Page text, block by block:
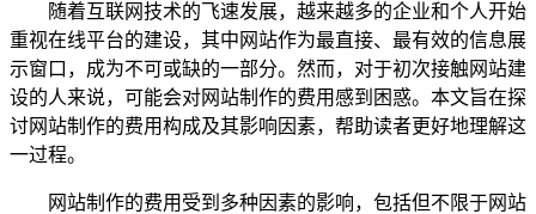
随着互联网技术的飞速发展，越来越多的企业和个人开始
重视在线平台的建设，其中网站作为最直接、最有效的信息展
示窗口，成为不可或缺的一部分。然而，对于初次接触网站建
设的人来说，可能会对网站制作的费用感到困惑。本文旨在探
讨网站制作的费用构成及其影响因素，帮助读者更好地理解这
一过程。
网站制作的费用受到多种因素的影响，包括但不限于网站